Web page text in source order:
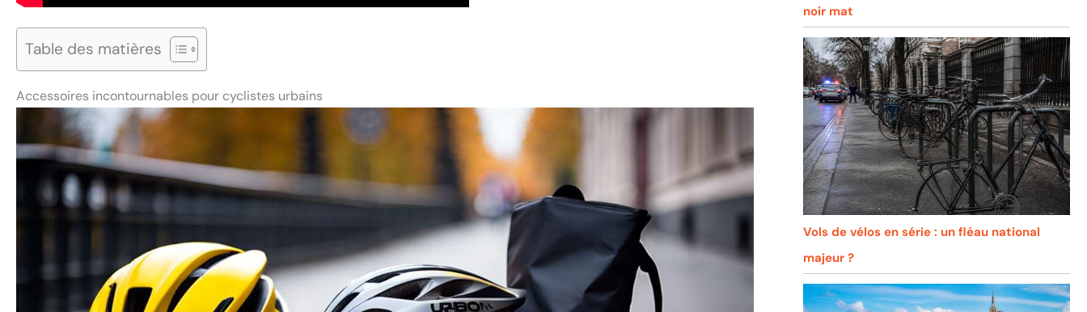
Table des matières
Accessoires incontournables pour cyclistes urbains
noir mat
Vols de vélos en série : un fléau national
majeur ?